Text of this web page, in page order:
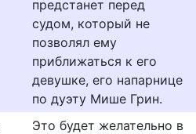
предстанет перед
судом, который не
позволял ему
приближаться к его
девушке, его напарнице
по дуэту Мише Грин.
Это будет желательно в